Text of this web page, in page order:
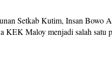
Setkab Kutim, Insan Bowo
KEK Maloy menjadi salah satu